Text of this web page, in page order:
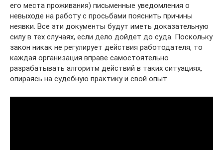
его места проживания) письменные уведомления о
невыходе на работу с просьбами пояснить причины
неявки. Все эти документы будут иметь доказательную
силу в тех случаях, если дело дойдет до суда. Поскольку
закон никак не регулирует действия работодателя, то
каждая организация вправе самостоятельно
разрабатывать алгоритм действий в таких ситуациях,
опираясь на судебную практику и свой опыт.